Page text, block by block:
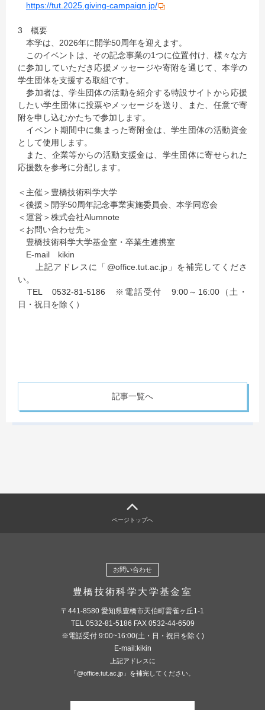
https://tut.2025.giving-campaign.jp/
3 概要
本学は、2026年に開学50周年を迎えます。
このイベントは、その記念事業の1つに位置付け、様々な方
に参加していただき応援メッセージや寄附を通じて、本学の
学生団体を支援する取組です。
参加者は、学生団体の活動を紹介する特設サイトから応援
したい学生団体に投票やメッセージを送り、また、任意で寄
附を申し込むかたちで参加します。
イベント期間中に集まった寄附金は、学生団体の活動資金
として使用します。
また、企業等からの活動支援金は、学生団体に寄せられた
応援数を参考に分配します。
＜主催＞豊橋技術科学大学
＜後援＞開学50周年記念事業実施委員会、本学同窓会
＜運営＞株式会社Alumnote
＜お問い合わせ先＞
豊橋技術科学大学基金室・卒業生連携室
E-mail kikin
上記アドレスに「@office.tut.ac.jp」を補完してくださ
い。
TEL 0532-81-5186 ※電話受付 9:00～16:00（土・
日・祝日を除く）
記事一覧へ
ページトップへ
お問い合わせ
豊橋技術科学大学基金室
〒441-8580 愛知県豊橋市天伯町雲雀ヶ丘1-1
TEL 0532-81-5186 FAX 0532-44-6509
※電話受付 9:00~16:00(土・日・祝日を除く)
E-mail:kikin
上記アドレスに
「@office.tut.ac.jp」を補完してください。